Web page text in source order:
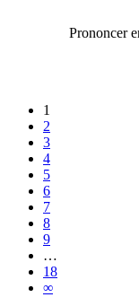
Prononcer
1
2
3
4
5
6
7
8
9
…
18
∞